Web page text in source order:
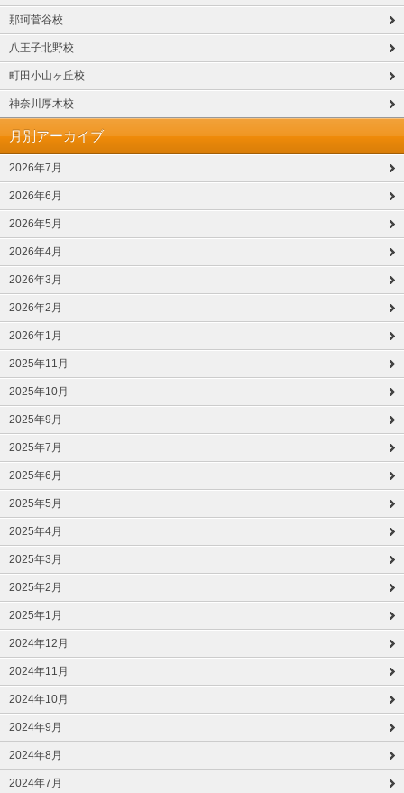
那珂菅谷校
八王子北野校
町田小山ヶ丘校
神奈川厚木校
月別アーカイブ
2026年7月
2026年6月
2026年5月
2026年4月
2026年3月
2026年2月
2026年1月
2025年11月
2025年10月
2025年9月
2025年7月
2025年6月
2025年5月
2025年4月
2025年3月
2025年2月
2025年1月
2024年12月
2024年11月
2024年10月
2024年9月
2024年8月
2024年7月